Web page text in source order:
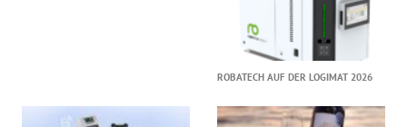
ROBATECH AUF DER LOGIMAT 2026